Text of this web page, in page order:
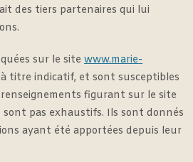
des tiers partenaires qui lui
sur le site www.marie-
titre indicatif, et sont susceptibles
renseignements figurant sur le site
sont pas exhaustifs. Ils sont donnés
ayant été apportées depuis leur